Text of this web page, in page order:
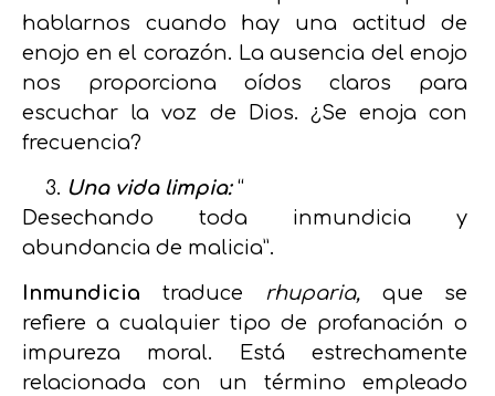
hablarnos cuando hay una actitud de
enojo en el corazón. La ausencia del enojo
nos proporciona oídos claros para
escuchar la voz de Dios. ¿Se enoja con
frecuencia?
Una vida limpia:“
Desechando toda inmundicia y
abundancia de malicia”.
Inmundicia traduce rhuparia, que se
refiere a cualquier tipo de profanación o
impureza moral. Está estrechamente
relacionada con un término empleado